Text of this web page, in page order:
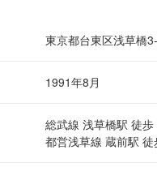
東京都台東区浅草橋
1991年8月
総武線 浅草橋駅 徒歩
都営浅草線 蔵前駅